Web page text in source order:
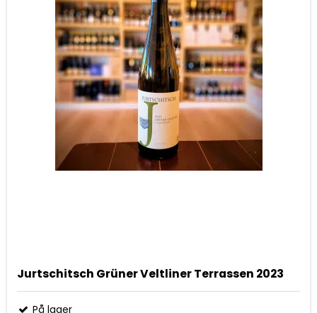
Jurtschitsch Grüner Veltliner Terrassen 2023
På lager